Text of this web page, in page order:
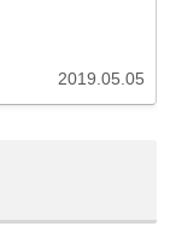
2019.05.05